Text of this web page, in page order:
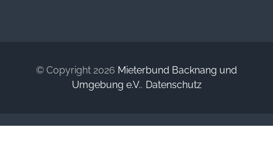
© Copyright 2026 Mieterbund Backnang und
Umgebung e.V.. Datenschutz